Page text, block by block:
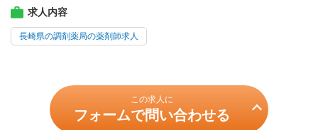
求人内容
長崎県の調剤薬局の薬剤師求人
この求人に
フォームで問い合わせる